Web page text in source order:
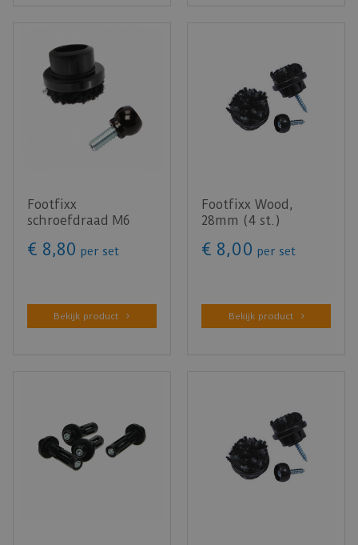
Footfixx
schroefdraad M6
st.)
€ 8,80 per set
Bekijk product
Footfixx Wood,
28mm (4 st.)
€ 8,00 per set
Bekijk product